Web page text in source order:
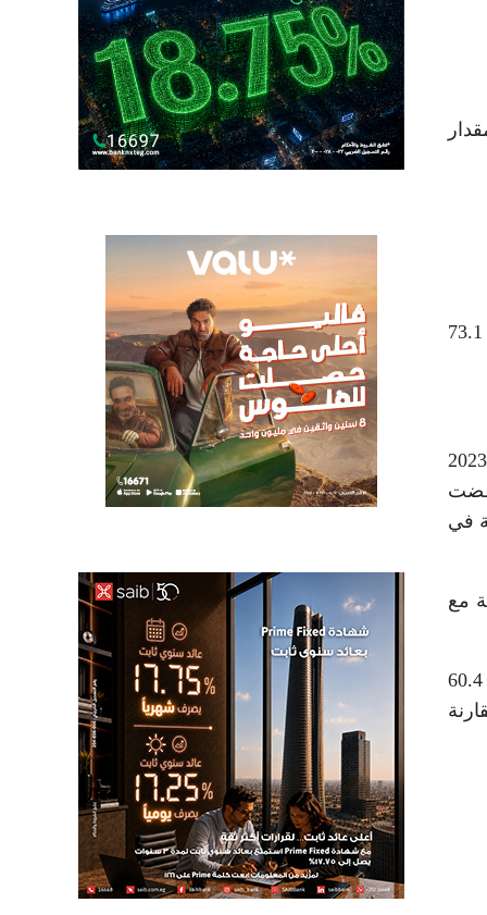
هذا وقد انخفضت نسبة الصادرات البترولية من مجموع الصادرات الكلي من 78.4 بالمئة، في شهر ديسمبر 2022 إلى 73.1
وبحسب بيانات الهيئة العامة للإحصاء، فقد سجلت الصادرات غير البترولية (تشمل إعادة التصدير) في شهر ديسمبر 2023
وقد انخفضت
قيمة إعادة التصدير إلى ما نسبته 88.2 بالمئة في
بالمئة، بالمقارنة مع
وعلى صعيد الواردات فقد انخفضت في شهر ديسمبر 2023 بنسبة 7.1 بالمئة بمقدار 4.6 مليار ريال، حيث بلغت قيمتها 60.4
بالمقارنة